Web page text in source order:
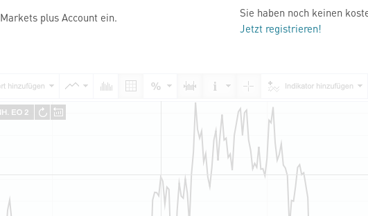
plus Account ein.
Sie haben noch keinen
Jetzt registrieren!